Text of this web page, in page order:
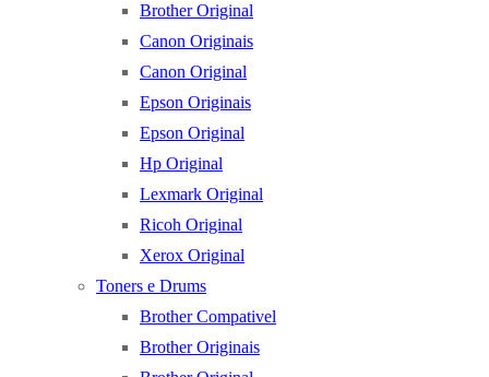
Brother Original
Canon Originais
Canon Original
Epson Originais
Epson Original
Hp Original
Lexmark Original
Ricoh Original
Xerox Original
Toners e Drums
Brother Compativel
Brother Originais